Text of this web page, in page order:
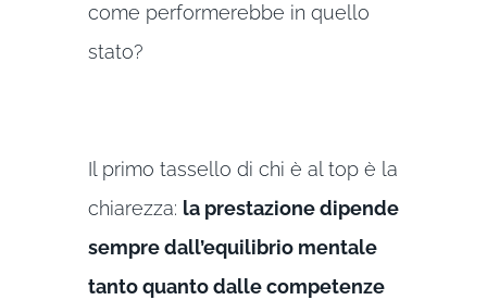
come performerebbe in quello
stato?
Il primo tassello di chi è al top è la
chiarezza: la prestazione dipende
sempre dall’equilibrio mentale
tanto quanto dalle competenze